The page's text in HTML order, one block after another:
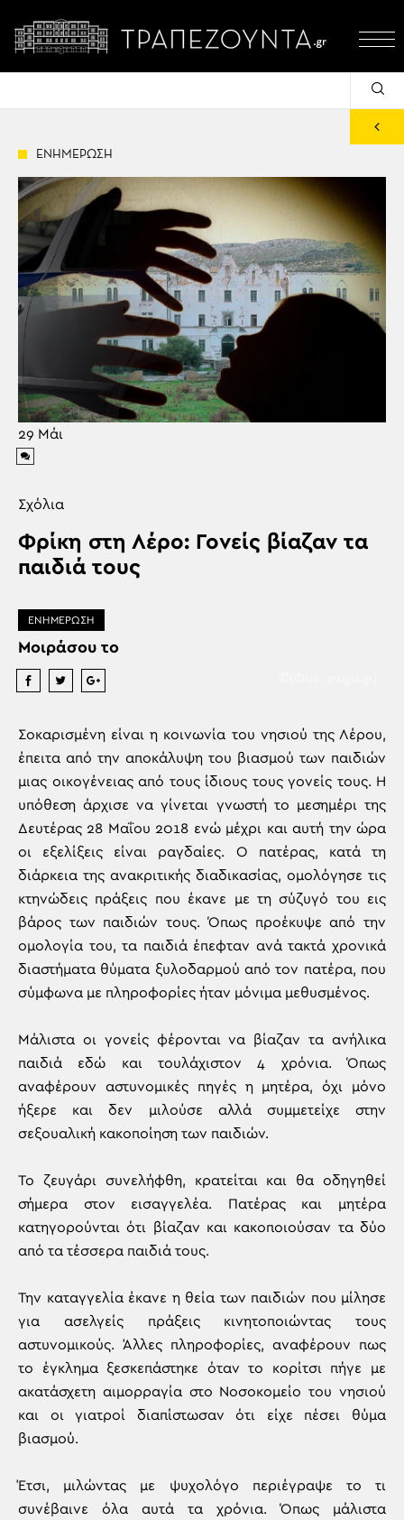
ΕΝΗΜΕΡΩΣΗ
29 Μάι
Σχόλια
Φρίκη στη Λέρο: Γονείς βίαζαν τα
παιδιά τους
ΕΝΗΜΕΡΩΣΗ
Μοιράσου το
Σοκαρισμένη είναι η κοινωνία του νησιού της Λέρου,
έπειτα από την αποκάλυψη του βιασμού των παιδιών
μιας οικογένειας από τους ίδιους τους γονείς τους. Η
υπόθεση άρχισε να γίνεται γνωστή το μεσημέρι της
Δευτέρας 28 Μαΐου 2018 ενώ μέχρι και αυτή την ώρα
οι εξελίξεις είναι ραγδαίες. Ο πατέρας, κατά τη
διάρκεια της ανακριτικής διαδικασίας, ομολόγησε τις
κτηνώδεις πράξεις που έκανε με τη σύζυγό του εις
βάρος των παιδιών τους. Όπως προέκυψε από την
ομολογία του, τα παιδιά έπεφταν ανά τακτά χρονικά
διαστήματα θύματα ξυλοδαρμού από τον πατέρα, που
σύμφωνα με πληροφορίες ήταν μόνιμα μεθυσμένος.
Μάλιστα οι γονείς φέρονται να βίαζαν τα ανήλικα
παιδιά εδώ και τουλάχιστον 4 χρόνια. Όπως
αναφέρουν αστυνομικές πηγές η μητέρα, όχι μόνο
ήξερε και δεν μιλούσε αλλά συμμετείχε στην
σεξουαλική κακοποίηση των παιδιών.
Το ζευγάρι συνελήφθη, κρατείται και θα οδηγηθεί
σήμερα στον εισαγγελέα. Πατέρας και μητέρα
κατηγορούνται ότι βίαζαν και κακοποιούσαν τα δύο
από τα τέσσερα παιδιά τους.
Την καταγγελία έκανε η θεία των παιδιών που μίλησε
για ασελγείς πράξεις κινητοποιώντας τους
αστυνομικούς. Άλλες πληροφορίες, αναφέρουν πως
το έγκλημα ξεσκεπάστηκε όταν το κορίτσι πήγε με
ακατάσχετη αιμορραγία στο Νοσοκομείο του νησιού
και οι γιατροί διαπίστωσαν ότι είχε πέσει θύμα
βιασμού.
Έτσι, μιλώντας με ψυχολόγο περιέγραψε το τι
συνέβαινε όλα αυτά τα χρόνια. Όπως μάλιστα